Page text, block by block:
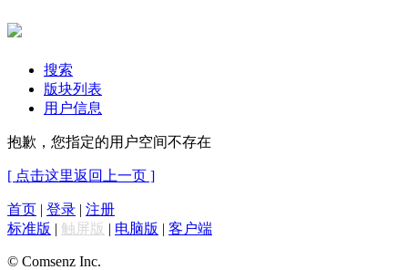
搜索
版块列表
用户信息
抱歉，您指定的用户空间不存在
[ 点击这里返回上一页 ]
首页 | 登录 | 注册
标准版 | 触屏版 | 电脑版 | 客户端
© Comsenz Inc.